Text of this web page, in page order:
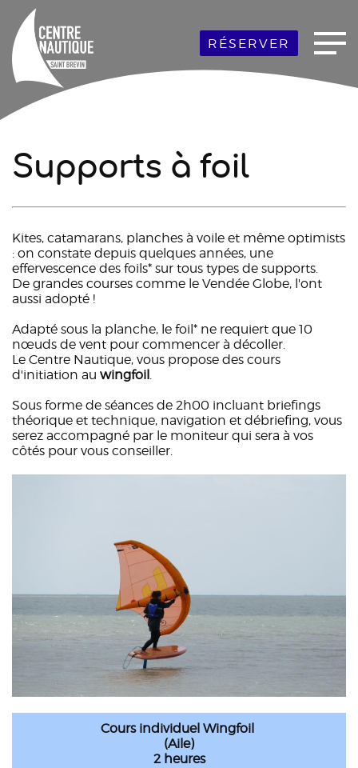
RÉSERVER
Supports à foil
Kites, catamarans, planches à voile et même optimists
: on constate depuis quelques années, une
effervescence des foils* sur tous types de supports.
De grandes courses comme le Vendée Globe, l'ont
aussi adopté !
Adapté sous la planche, le foil* ne requiert que 10
nœuds de vent pour commencer à décoller.
Le Centre Nautique, vous propose des cours
d'initiation au wingfoil.
Sous forme de séances de 2h00 incluant briefings
théorique et technique, navigation et débriefing, vous
serez accompagné par le moniteur qui sera à vos
côtés pour vous conseiller.
Cours individuel Wingfoil
(Aile)
2 heures